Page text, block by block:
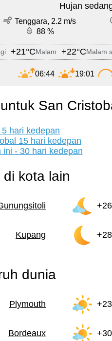
Hujan
Tenggara, 2.2 m/s
88 %
+21°CMalam +22°CMalam
06:44 19:01
San
hari kedepan
15 hari kedepan
- 30 hari kedepan
kota lain
Kupang
dunia
Plymouth
Bordeaux